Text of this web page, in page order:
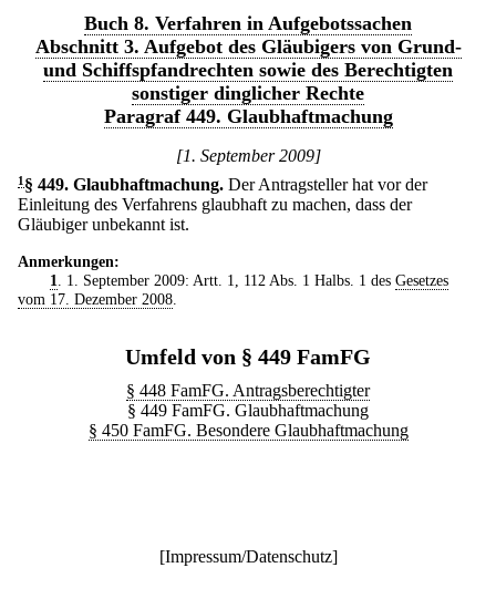
Buch 8. Verfahren in Aufgebotssachen
Abschnitt 3. Aufgebot des Gläubigers von Grund-
und Schiffspfandrechten sowie des Berechtigten
sonstiger dinglicher Rechte
Paragraf 449. Glaubhaftmachung
[1. September 2009]
1 § 449. Glaubhaftmachung. Der Antragsteller hat vor der
Einleitung des Verfahrens glaubhaft zu machen, dass der
Gläubiger unbekannt ist.
Anmerkungen:
1
. 1. September 2009: Artt. 1, 112 Abs. 1 Halbs. 1 des Gesetzes
vom 17. Dezember 2008
Umfeld von § 449 FamFG
§ 448 FamFG. Antragsberechtigter
§ 449 FamFG. Glaubhaftmachung
§ 450 FamFG. Besondere Glaubhaftmachung
[Impressum/Datenschutz]